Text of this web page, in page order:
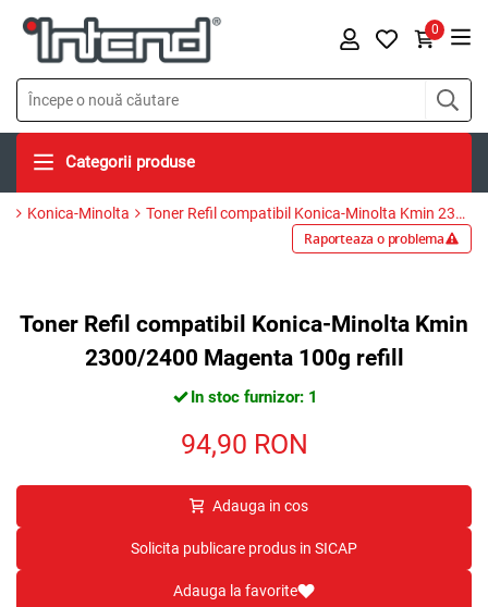
0
Categorii produse
Konica-Minolta Toner Refil compatibil Konica-Minolta Kmin 2300/2400 Magenta 100g refill
Raporteaza o problema
Toner Refil compatibil Konica-Minolta Kmin
2300/2400 Magenta 100g refill
In stoc furnizor: 1
94,90 RON
Adauga in cos
Solicita publicare produs in SICAP
Adauga la favorite